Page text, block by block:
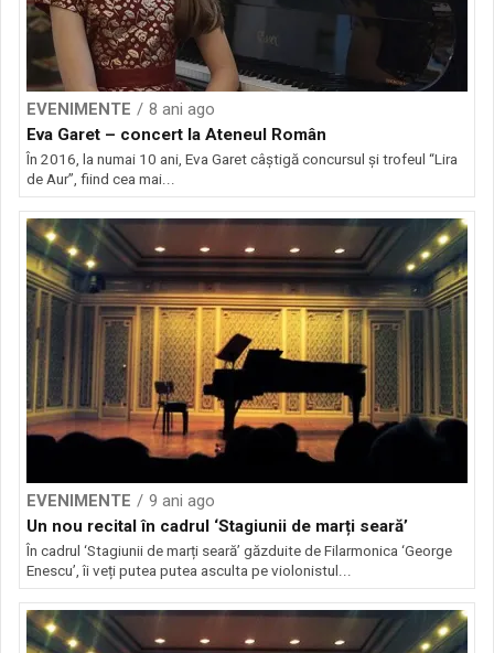
EVENIMENTE
8 ani ago
Eva Garet – concert la Ateneul Român
În 2016, la numai 10 ani, Eva Garet câştigă concursul şi trofeul “Lira
de Aur”, fiind cea mai...
EVENIMENTE
9 ani ago
Un nou recital în cadrul ‘Stagiunii de marți seară’
În cadrul ‘Stagiunii de marți seară’ găzduite de Filarmonica ‘George
Enescu’, îi veți putea putea asculta pe violonistul...